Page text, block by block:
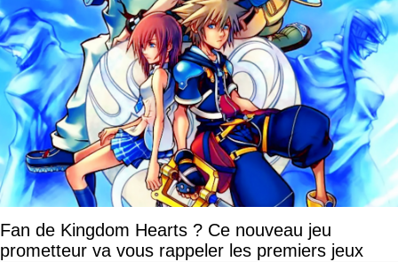
Fan de Kingdom Hearts ? Ce nouveau jeu
prometteur va vous rappeler les premiers jeux